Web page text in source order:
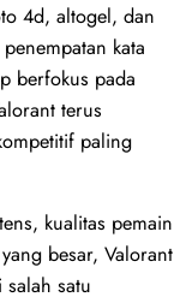
4d, altogel, dan
kata
berfokus pada
terus
paling
kualitas pemain
besar, Valorant
satu